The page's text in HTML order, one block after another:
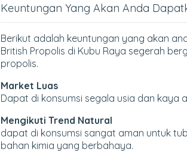
Keuntungan Yang Akan Anda
Berikut adalah keuntungan yang akan
British Propolis di Kubu Raya segerah
propolis.
Market Luas
Dapat di konsumsi segala usia dan
Mengikuti Trend Natural
dapat di konsumsi sangat aman untuk
bahan kimia yang berbahaya.